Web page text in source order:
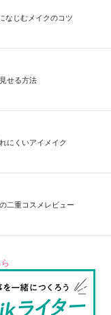
なじむメイクのコツ
せる方法
にくいアイメイク
二重コスメレビュー